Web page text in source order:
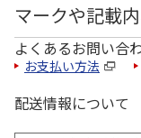
マークや記載
よくあるお問い合
お支払い方法
配送情報について